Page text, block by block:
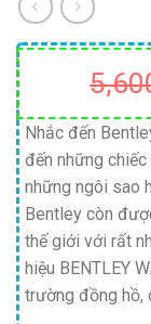
Nhắc đến
đến những
những ngôi sao
Bentley còn
thế giới với rất
hiệu BENTLEY
trường đồng hồ,